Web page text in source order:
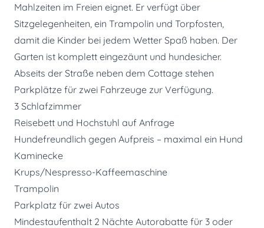
Mahlzeiten im Freien eignet. Er verfügt über
Sitzgelegenheiten, ein Trampolin und Torpfosten,
damit die Kinder bei jedem Wetter Spaß haben. Der
Garten ist komplett eingezäunt und hundesicher.
Abseits der Straße neben dem Cottage stehen
Parkplätze für zwei Fahrzeuge zur Verfügung.
3 Schlafzimmer
Reisebett und Hochstuhl auf Anfrage
Hundefreundlich gegen Aufpreis – maximal ein Hund
Kaminecke
Krups/Nespresso-Kaffeemaschine
Trampolin
Parkplatz für zwei Autos
Mindestaufenthalt 2 Nächte Autorabatte für 3 oder